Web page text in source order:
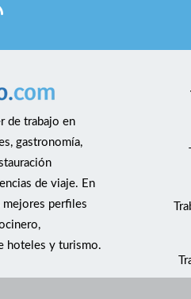
de trabajo en
gastronomía,
de viaje. En
mejores perfiles
hoteles y turismo.